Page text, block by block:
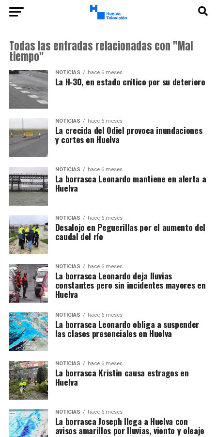
Todas las entradas relacionadas con "Mal
tiempo"
NOTICIAS hace 6 meses
La H‑30, en estado crítico por su deterioro
NOTICIAS hace 6 meses
La crecida del Odiel provoca inundaciones
y cortes en Huelva
NOTICIAS hace 6 meses
La borrasca Leonardo mantiene en alerta a
Huelva
NOTICIAS hace 6 meses
Desalojo en Peguerillas por el aumento del
caudal del río
NOTICIAS hace 6 meses
La borrasca Leonardo deja lluvias
constantes pero sin incidentes mayores en
Huelva
NOTICIAS hace 6 meses
La borrasca Leonardo obliga a suspender
las clases presenciales en Huelva
NOTICIAS hace 6 meses
La borrasca Kristin causa estragos en
Huelva
NOTICIAS hace 6 meses
La borrasca Joseph llega a Huelva con
avisos amarillos por lluvias, viento y oleaje